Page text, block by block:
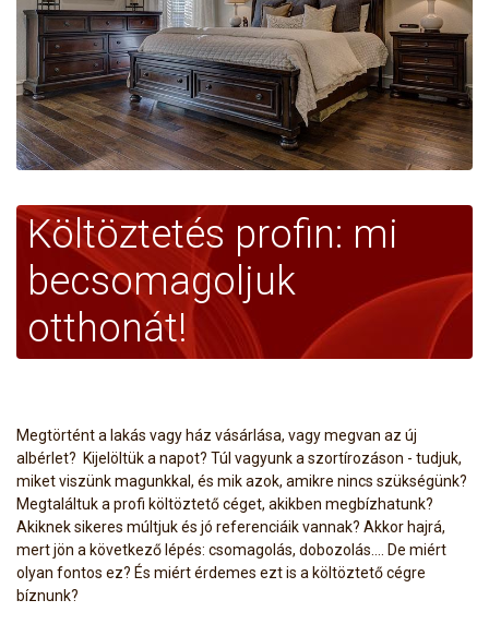
Költöztetés profin: mi
becsomagoljuk
otthonát!
Megtörtént a lakás vagy ház vásárlása, vagy megvan az új
albérlet? Kijelöltük a napot? Túl vagyunk a szortírozáson - tudjuk,
miket viszünk magunkkal, és mik azok, amikre nincs szükségünk?
Megtaláltuk a profi költöztető céget, akikben megbízhatunk?
Akiknek sikeres múltjuk és jó referenciáik vannak? Akkor hajrá,
mert jön a következő lépés: csomagolás, dobozolás…. De miért
olyan fontos ez? És miért érdemes ezt is a költöztető cégre
bíznunk?